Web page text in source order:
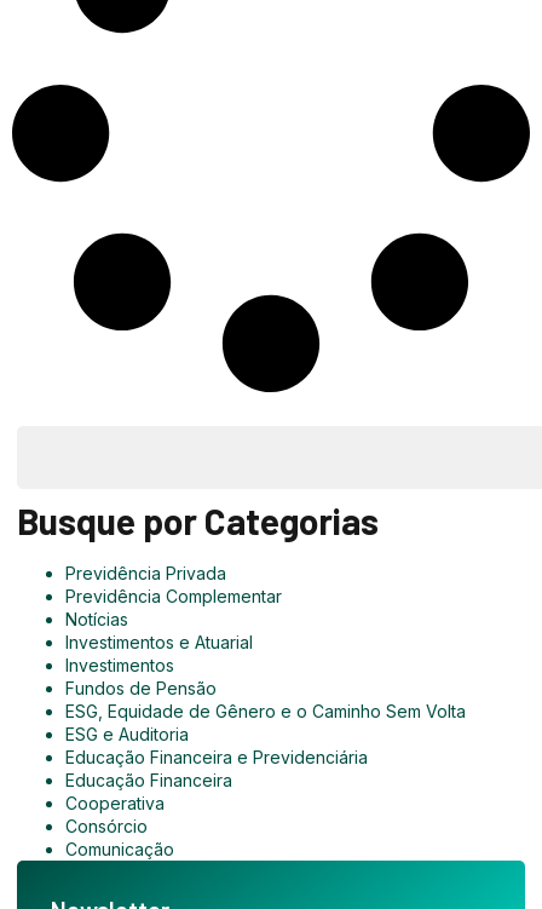
Busque por Categorias
Previdência Privada
Previdência Complementar
Notícias
Investimentos e Atuarial
Investimentos
Fundos de Pensão
ESG, Equidade de Gênero e o Caminho Sem Volta
ESG e Auditoria
Educação Financeira e Previdenciária
Educação Financeira
Cooperativa
Consórcio
Comunicação